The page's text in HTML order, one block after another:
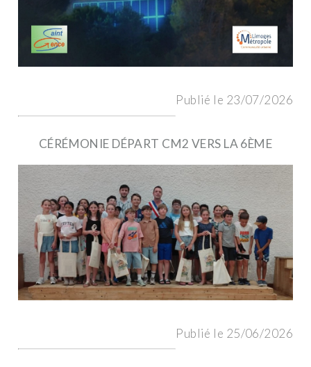
Publié le 23/07/2026
CÉRÉMONIE DÉPART CM2 VERS LA 6ÈME
Publié le 25/06/2026